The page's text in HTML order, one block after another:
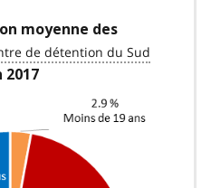
moyenne des
2017